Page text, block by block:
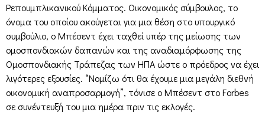
Ρεπουμπλικανικού Κόμματος. Οικονομικός σύμβουλος, το
όνομα του οποίου ακούγεται για μια θέση στο υπουργικό
συμβούλιο, ο Μπέσεντ έχει ταχθεί υπέρ της μείωσης των
ομοσπονδιακών δαπανών και της αναδιαμόρφωσης της
Ομοσπονδιακής Τράπεζας των ΗΠΑ ώστε ο πρόεδρος να έχει
λιγότερες εξουσίες. “Νομίζω ότι θα έχουμε μια μεγάλη διεθνή
οικονομική αναπροσαρμογή”, τόνισε ο Μπέσεντ στο Forbes
σε συνέντευξή του μια ημέρα πριν τις εκλογές.